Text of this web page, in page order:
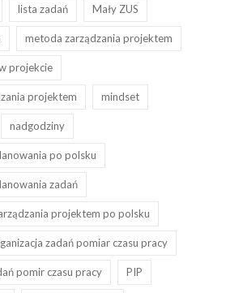
lista zadań Mały ZUS
metoda zarządzania projektem
projekcie
projektem mindset
nadgodziny
po polsku
zadań
projektem po polsku
zadań pomiar czasu pracy
pomir czasu pracy PIP